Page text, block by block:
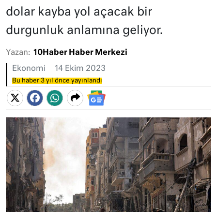
dolar kayba yol açacak bir
durgunluk anlamına geliyor.
Yazan: 10Haber Haber Merkezi
Ekonomi 14 Ekim 2023
Bu haber 3 yıl önce yayınlandı